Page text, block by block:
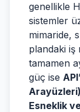
genellikle
sistemler
mimaride,
plandaki iş
tamamen
güç ise
Arayüzleri)
Esneklik